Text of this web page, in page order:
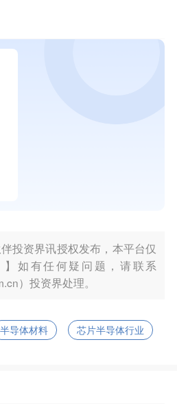
投资界讯授权发布，本平台仅
如有任何疑问题，请联系
）投资界处理。
半导体材料 芯片半导体行业